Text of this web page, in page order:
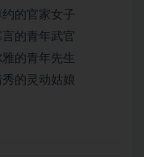
的官家女子
的青年武官
的青年先生
的灵动姑娘